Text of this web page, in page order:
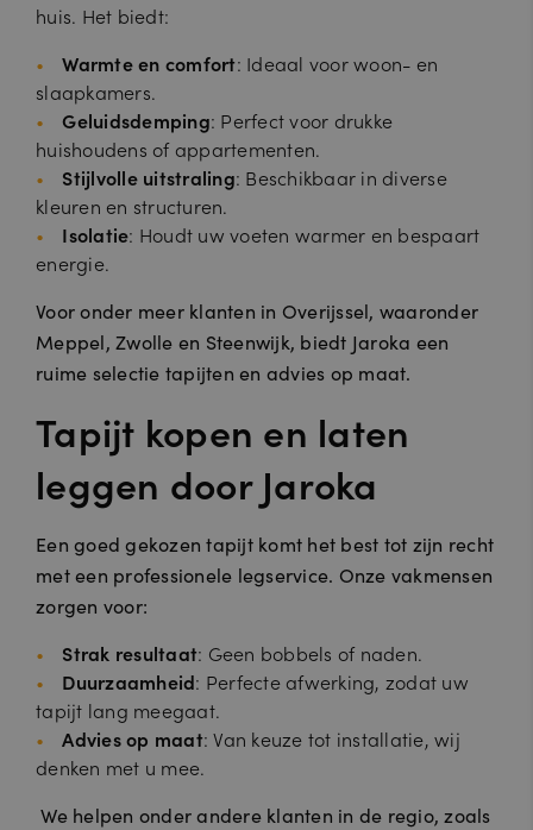
huis. Het biedt:
Warmte en comfort: Ideaal voor woon- en
slaapkamers.
Geluidsdemping: Perfect voor drukke
huishoudens of appartementen.
Stijlvolle uitstraling: Beschikbaar in diverse
kleuren en structuren.
Isolatie: Houdt uw voeten warmer en bespaart
energie.
Voor onder meer klanten in Overijssel, waaronder
Meppel, Zwolle en Steenwijk, biedt Jaroka een
ruime selectie tapijten en advies op maat.
Tapijt kopen en laten
leggen door Jaroka
Een goed gekozen tapijt komt het best tot zijn recht
met een professionele legservice. Onze vakmensen
zorgen voor:
Strak resultaat: Geen bobbels of naden.
Duurzaamheid: Perfecte afwerking, zodat uw
tapijt lang meegaat.
Advies op maat: Van keuze tot installatie, wij
denken met u mee.
We helpen onder andere klanten in de regio, zoals